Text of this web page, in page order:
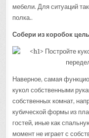
мебели. Для ситуаций
полка..
Собери из коробок
Наверное, самая
кукол собственными
собственных комнат,
кубической формы из
гостей, иные как
момент не играет с